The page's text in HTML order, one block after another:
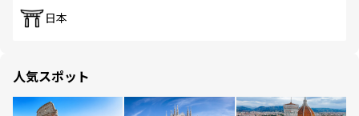
日本
人気スポット